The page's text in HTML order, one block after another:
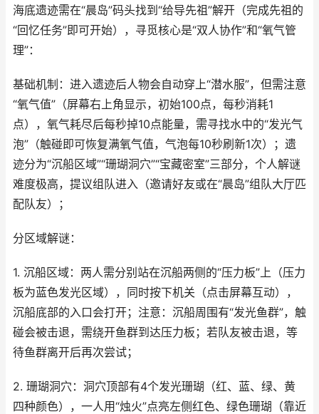
海底遗迹需在“晨岛”码头找到“给导先祖”解开（完成先祖的
“回忆任务”即可开始），寻觅核心是“双人协作”和“氧气管
理”：
基础机制：进入遗迹后人物会自动穿上“潜水服”，但需注意
“氧气值”（屏幕右上角显示，初始100点，每秒消耗1
点），氧气耗尽后每秒掉10点能量，需寻找水中的“发光气
泡”（触碰即可恢复满氧气值，气泡每10秒刷新1次）；遗
迹分为“沉船区域”“珊瑚洞穴”“宝藏密室”三部分，个人解谜
难度极高，提议组队进入（邀请好友或在“晨岛”组队大厅匹
配队友）；
分区域解谜：
1. 沉船区域：两人需分别站在沉船两侧的“压力板”上（压力
板为蓝色发光区域），同时按下机关（点击屏幕互动），
沉船底部的入口会打开；注意：沉船周围有“发光鱼群”，触
碰会被击退，需绕开鱼群到达压力板；若队友被击退，等
待鱼群离开后再次尝试；
2. 珊瑚洞穴：洞穴顶部有4个发光珊瑚（红、蓝、绿、黄
四种颜色），一人用“烛火”点亮左侧红色、绿色珊瑚（靠近